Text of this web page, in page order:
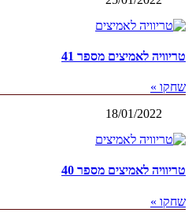
טריוויה לאמיצים מספר 41
שחקו »
18/01/2022
טריוויה לאמיצים מספר 40
שחקו »